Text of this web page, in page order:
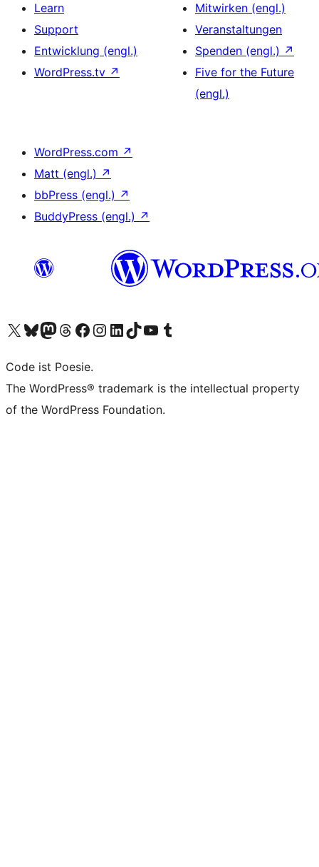
Learn
Support
Entwicklung (engl.)
WordPress.tv ↗
Mitwirken (engl.)
Veranstaltungen
Spenden (engl.) ↗
Five for the Future
(engl.)
WordPress.com ↗
Matt (engl.) ↗
bbPress (engl.) ↗
BuddyPress (engl.) ↗
Das X-Konto (früher Twitter) von WordPress.org besuchen
Das Bluesky-Konto von WordPress.org besuchen
Das Mastodon-Konto von WordPress.org besuchen
Das Threads-Konto von WordPress.org besuchen
Die Facebook-Seite von WordPress.org besuchen
Das Instagram-Konto von WordPress.org besuchen
Das LinkedIn-Konto von WordPress.org besuchen
Das TikTok-Konto von WordPress.org besuchen
Den YouTube-Kanal von WordPress.org besuchen
Das Tumblr-Konto von WordPress.org besuchen
Code ist Poesie.
The WordPress® trademark is the intellectual property
of the WordPress Foundation.